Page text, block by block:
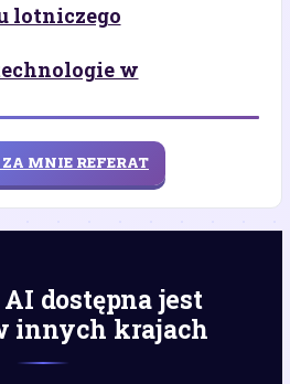
lotniczego
w
MNIE REFERAT
dostępna jest
innych krajach